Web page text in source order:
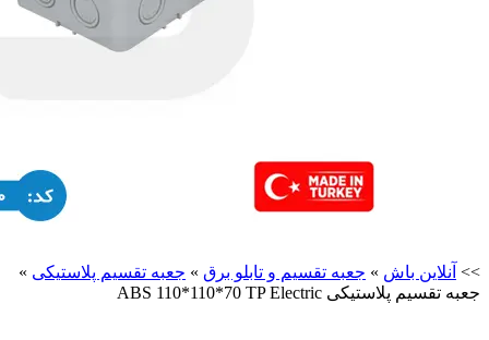
>> آنلاین باش » جعبه تقسیم و تابلو برق » جعبه تقسیم پلاستیکی »
جعبه تقسیم پلاستیکی ABS 110*110*70 TP Electric